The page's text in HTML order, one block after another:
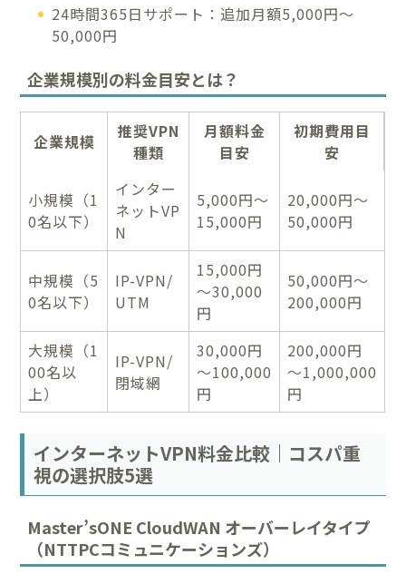
24時間365日サポート：追加月額5,000円～
50,000円
企業規模別の料金目安とは？
企業規模
推奨VPN
種類
月額料金
目安
初期費用目
安
小規模（1
0名以下）
インター
ネットVP
N
5,000円～
15,000円
20,000円～
50,000円
中規模（5
0名以下）
IP-VPN/
UTM
15,000円
～30,000
円
50,000円～
200,000円
大規模（1
00名以
上）
IP-VPN/
閉域網
30,000円
～100,000
円
200,000円
～1,000,000
円
インターネットVPN料金比較｜コスパ重
視の選択肢5選
Master’sONE CloudWAN オーバーレイタイプ
（NTTPCコミュニケーションズ）